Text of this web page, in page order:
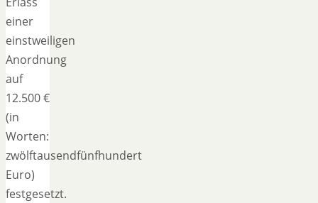
einer
einstweiligen
Anordnung
auf
12.500 €
(in
Worten:
zwölftausendfünfhundert
Euro)
festgesetzt.